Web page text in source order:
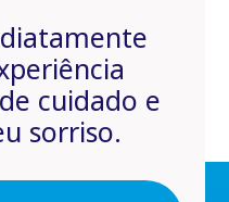
cuidado e
sorriso.